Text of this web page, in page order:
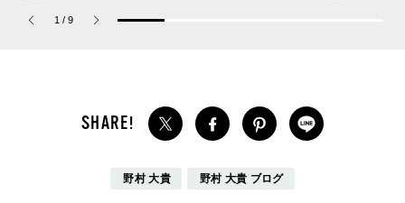
パルファム」
1 / 9
野村 大貴 野村 大貴 ブログ